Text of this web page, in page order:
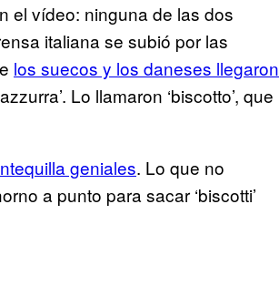
el vídeo: ninguna de las dos
italiana se subió por las
los suecos y los daneses llegaron
Lo llamaron ‘biscotto’, que
geniales. Lo que no
a punto para sacar ‘biscotti’